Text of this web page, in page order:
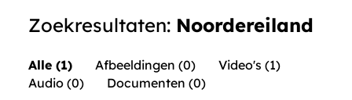
Zoekresultaten: Noordereiland
Alle (1) Afbeeldingen (0)
Video's (1)
Audio (0)
Documenten (0)